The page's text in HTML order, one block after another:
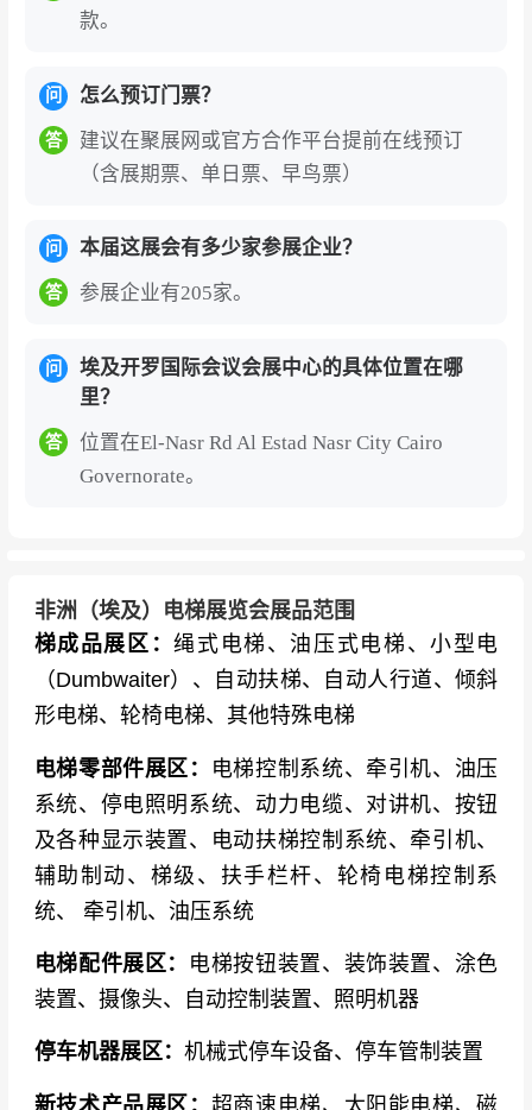
款。
问 怎么预订门票？
答
建议在聚展网或官方合作平台提前在线预订
（含展期票、单日票、早鸟票）
问 本届这展会有多少家参展企业？
答 参展企业有205家。
问
埃及开罗国际会议会展中心的具体位置在哪
里？
答
位置在El-Nasr Rd Al Estad Nasr City Cairo
Governorate。
非洲（埃及）电梯展览会展品范围
梯成品展区：绳式电梯、油压式电梯、小型电
（Dumbwaiter）、自动扶梯、自动人行道、倾斜
形电梯、轮椅电梯、其他特殊电梯
电梯零部件展区：
电梯控制系统、牵引机、油压
系统、停电照明系统、动力电缆、对讲机、按钮
及各种显示装置、电动扶梯控制系统、牵引机、
辅助制动、梯级、扶手栏杆、轮椅电梯控制系
统、 牵引机、油压系统
电梯配件展区： 电梯按钮装置、装饰装置、涂色
装置、摄像头、自动控制装置、照明机器
停车机器展区： 机械式停车设备、停车管制装置
新技术产品展区： 超商速电梯、太阳能电梯、磁